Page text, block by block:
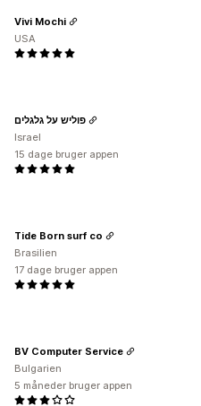
Vivi Mochi
USA
פוליש על גלגלים
Israel
15 dage bruger appen
Tide Born surf co
Brasilien
17 dage bruger appen
BV Computer Service
Bulgarien
5 måneder bruger appen